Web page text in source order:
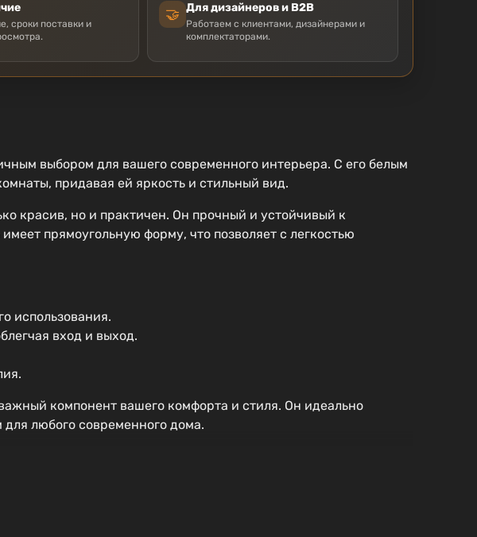
сроки поставки и
🤝 Для дизайнеров и B2B
Работаем с клиентами, дизайнерами и
комплектаторами.
выбором для вашего современного интерьера. С его белым
придавая ей яркость и стильный вид.
красив, но и практичен. Он прочный и устойчивый к
прямоугольную форму, что позволяет с легкостью
использования.
вход и выход.
компонент вашего комфорта и стиля. Он идеально
для любого современного дома.